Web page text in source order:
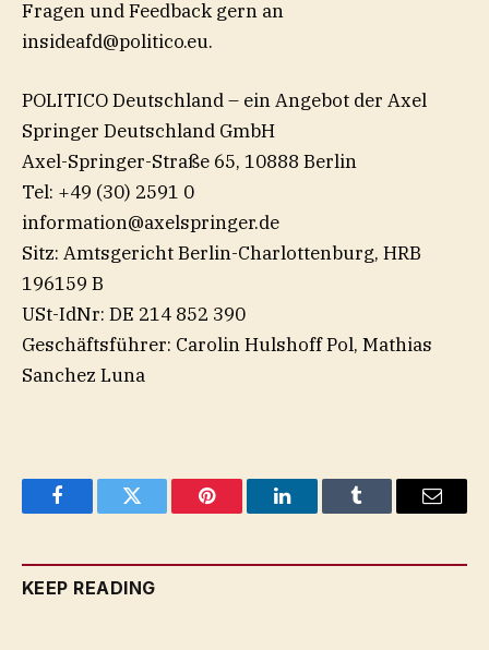
Fragen und Feedback gern an
insideafd@politico.eu⁠.
POLITICO Deutschland – ein Angebot der Axel
Springer Deutschland GmbH
Axel-Springer-Straße 65, 10888 Berlin
Tel: +49 (30) 2591 0
information@axelspringer.de
Sitz: Amtsgericht Berlin-Charlottenburg, HRB
196159 B
USt-IdNr: DE 214 852 390
Geschäftsführer: Carolin Hulshoff Pol, Mathias
Sanchez Luna
FacebookTwitter Pinterest LinkedInTumblr Email
KEEP READING